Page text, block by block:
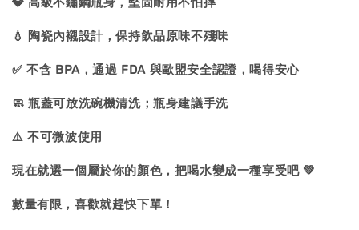
💧 陶瓷內襯設計，保持飲品原味不殘味
✅ 不含 BPA，通過 FDA 與歐盟安全認證，喝得安心
🧼 瓶蓋可放洗碗機清洗；瓶身建議手洗
⚠️ 不可微波使用
現在就選一個屬於你的顏色，把喝水變成一種享受吧 💚
數量有限，喜歡就趕快下單！